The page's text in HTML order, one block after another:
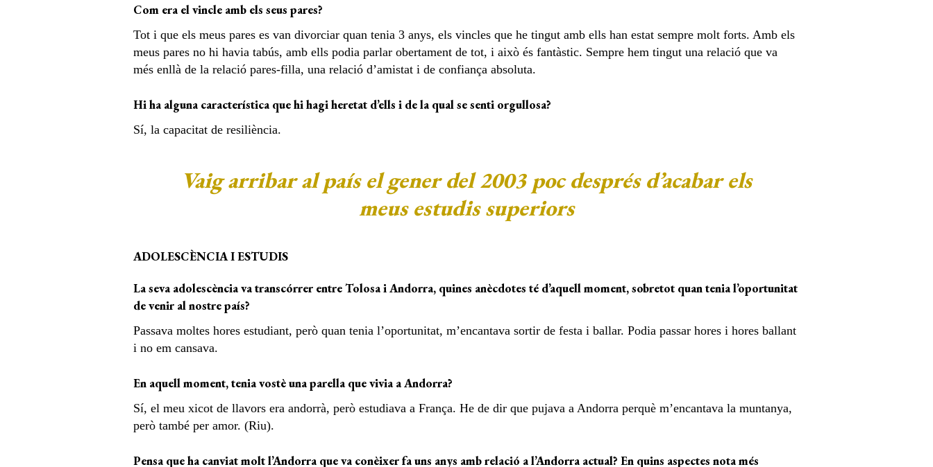
Com era el vincle amb els seus pares?
Tot i que els meus pares es van divorciar quan tenia 3 anys, els vincles que he tingut amb ells han estat sempre molt forts. Amb els
meus pares no hi havia tabús, amb ells podia parlar obertament de tot, i això és fantàstic. Sempre hem tingut una relació que va
més enllà de la relació pares-filla, una relació d’amistat i de confiança absoluta.
Hi ha alguna característica que hi hagi heretat d’ells i de la qual se senti orgullosa?
Sí, la capacitat de resiliència.
Vaig arribar al país el gener del 2003 poc després d’acabar els
meus estudis superiors
ADOLESCÈNCIA I ESTUDIS
La seva adolescència va transcórrer entre Tolosa i Andorra, quines anècdotes té d’aquell moment, sobretot quan tenia l’oportunitat
de venir al nostre país?
Passava moltes hores estudiant, però quan tenia l’oportunitat, m’encantava sortir de festa i ballar. Podia passar hores i hores ballant
i no em cansava.
En aquell moment, tenia vostè una parella que vivia a Andorra?
Sí, el meu xicot de llavors era andorrà, però estudiava a França. He de dir que pujava a Andorra perquè m’encantava la muntanya,
però també per amor. (Riu).
Pensa que ha canviat molt l’Andorra que va conèixer fa uns anys amb relació a l’Andorra actual? En quins aspectes nota més